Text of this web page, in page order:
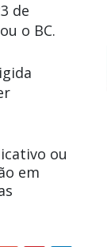
de
o BC.
ou
em